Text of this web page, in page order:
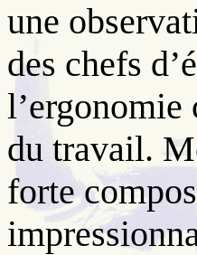
une
des chefs
du travail.
forte